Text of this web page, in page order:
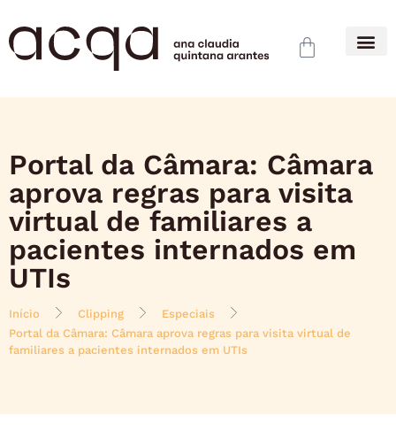
Portal da Câmara: Câmara
aprova regras para visita
virtual de familiares a
pacientes internados em
UTIs
Início Clipping
Especiais
Portal da Câmara: Câmara aprova regras para visita virtual de
familiares a pacientes internados em UTIs